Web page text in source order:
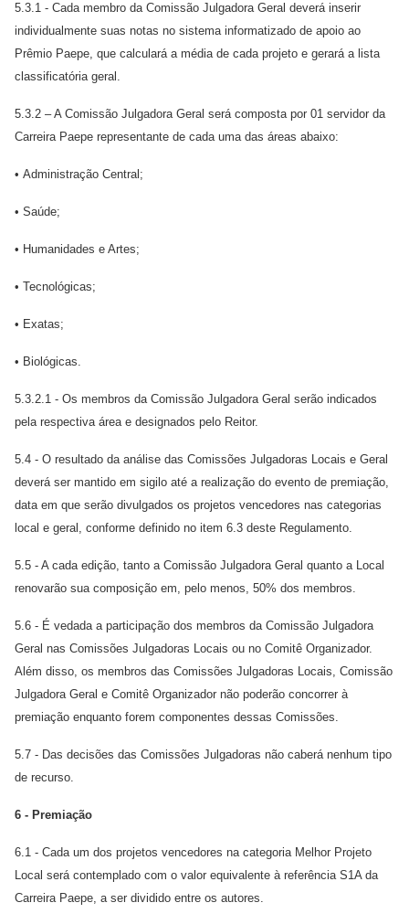
5.3.1 - Cada membro da Comissão Julgadora Geral deverá inserir
individualmente suas notas no sistema informatizado de apoio ao
Prêmio Paepe, que calculará a média de cada projeto e gerará a lista
classificatória geral.
5.3.2 – A Comissão Julgadora Geral será composta por 01 servidor da
Carreira Paepe representante de cada uma das áreas abaixo:
• Administração Central;
• Saúde;
• Humanidades e Artes;
• Tecnológicas;
• Exatas;
• Biológicas.
5.3.2.1 - Os membros da Comissão Julgadora Geral serão indicados
pela respectiva área e designados pelo Reitor.
5.4 - O resultado da análise das Comissões Julgadoras Locais e Geral
deverá ser mantido em sigilo até a realização do evento de premiação,
data em que serão divulgados os projetos vencedores nas categorias
local e geral, conforme definido no item 6.3 deste Regulamento.
5.5 - A cada edição, tanto a Comissão Julgadora Geral quanto a Local
renovarão sua composição em, pelo menos, 50% dos membros.
5.6 - É vedada a participação dos membros da Comissão Julgadora
Geral nas Comissões Julgadoras Locais ou no Comitê Organizador.
Além disso, os membros das Comissões Julgadoras Locais, Comissão
Julgadora Geral e Comitê Organizador não poderão concorrer à
premiação enquanto forem componentes dessas Comissões.
5.7 - Das decisões das Comissões Julgadoras não caberá nenhum tipo
de recurso.
6 - Premiação
6.1 - Cada um dos projetos vencedores na categoria Melhor Projeto
Local será contemplado com o valor equivalente à referência S1A da
Carreira Paepe, a ser dividido entre os autores.